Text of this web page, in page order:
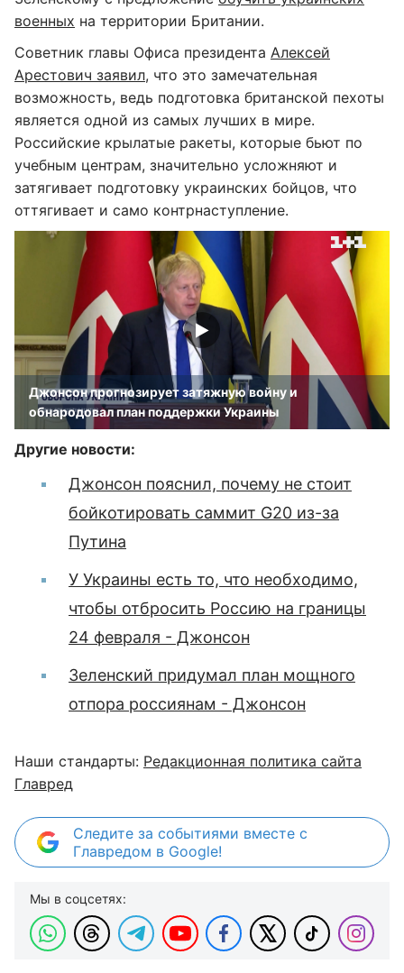
военных на территории Британии.
Советник главы Офиса президента Алексей
Арестович заявил, что это замечательная
возможность, ведь подготовка британской пехоты
является одной из самых лучших в мире.
Российские крылатые ракеты, которые бьют по
учебным центрам, значительно усложняют и
затягивает подготовку украинских бойцов, что
оттягивает и само контрнаступление.
Джонсон прогнозирует затяжную войну и
обнародовал план поддержки Украины
Другие новости:
Джонсон пояснил, почему не стоит
бойкотировать саммит G20 из-за
Путина
У Украины есть то, что необходимо,
чтобы отбросить Россию на границы
24 февраля - Джонсон
Зеленский придумал план мощного
отпора россиянам - Джонсон
Наши стандарты: Редакционная политика сайта
Главред
Следите за событиями вместе с
Главредом в Google!
Мы в соцсетях: